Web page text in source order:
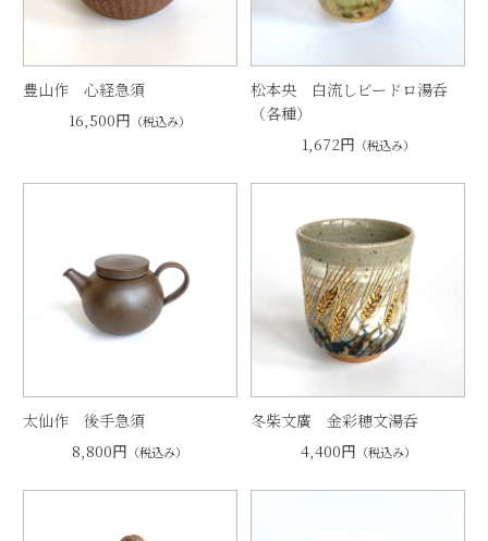
豊山作 心経急須
16,500円 （税込み）
松本央 白流しビードロ湯呑
（各種）
1,672円 （税込み）
太仙作 後手急須
8,800円 （税込み）
冬柴文廣 金彩穂文湯呑
4,400円 （税込み）